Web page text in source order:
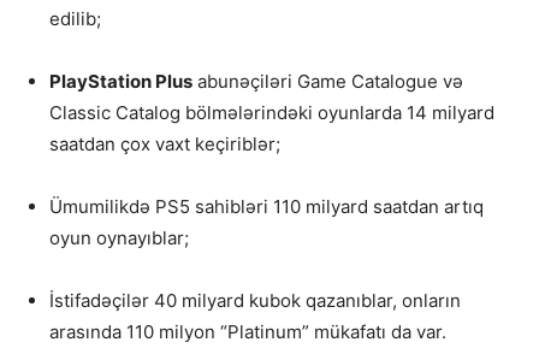
edilib;
PlayStation Plus abunəçiləri Game Catalogue və
Classic Catalog bölmələrindəki oyunlarda 14 milyard
saatdan çox vaxt keçiriblər;
Ümumilikdə PS5 sahibləri 110 milyard saatdan artıq
oyun oynayıblar;
İstifadəçilər 40 milyard kubok qazanıblar, onların
arasında 110 milyon “Platinum” mükafatı da var.